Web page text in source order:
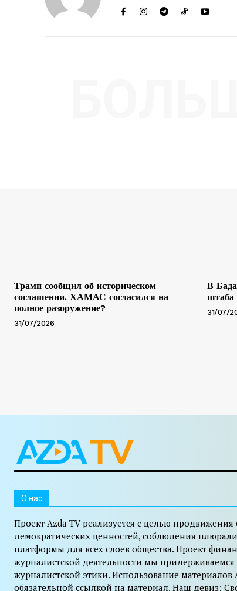
Трамп сообщил об историческом
соглашении. ХАМАС согласился на
полное разоружение?
31/07/2026
В
штаба
31/07/
O нас
Проект Azda TV реализуется с целью
демократических ценностей, соблюдения
платформы для всех слоев общества. Проект
журналистской деятельности мы
журналистской этики. Использование материалов
обязательной ссылкой на материал. Наш девиз: